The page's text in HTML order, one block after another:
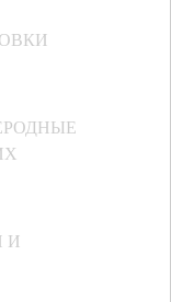
И